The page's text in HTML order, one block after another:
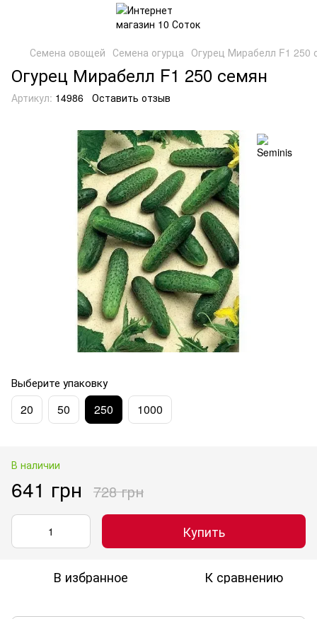
Семена овощей Семена огурца Огурец Мирабелл F1 250
Огурец Мирабелл F1 250 семян
Артикул: 14986 Оставить отзыв
Выберите упаковку
20 50 250 1000
В наличии
641 грн 728 грн
Купить
В избранное К сравнению